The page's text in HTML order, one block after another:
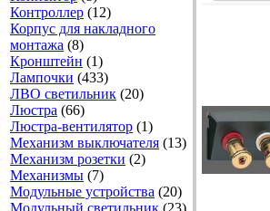
Контроллер (12)
Корпус для накладного
монтажа (8)
Кронштейн (1)
Лампочки (433)
ЛВО светильник (20)
Люстра (66)
Люстра-вентилятор (1)
Механизм выключателя (13)
Механизм розетки (2)
Механизмы (7)
Модульные устройства (20)
Модульный светильник (23)